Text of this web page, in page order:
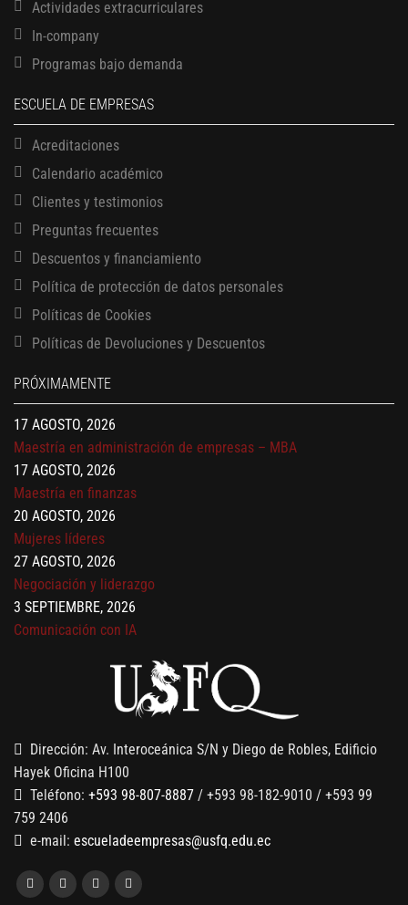
Actividades extracurriculares
In-company
Programas bajo demanda
ESCUELA DE EMPRESAS
Acreditaciones
Calendario académico
Clientes y testimonios
Preguntas frecuentes
Descuentos y financiamiento
Política de protección de datos personales
Políticas de Cookies
Políticas de Devoluciones y Descuentos
PRÓXIMAMENTE
13 AGOSTO, 2026
17 AGOSTO, 2026
Gerencia de empresas familiares
17 AGOSTO, 2026
Maestría en administración de empresas – MBA
17 AGOSTO, 2026
Maestría en finanzas
20 AGOSTO, 2026
Mujeres líderes
27 AGOSTO, 2026
Negociación y liderazgo
3 SEPTIEMBRE, 2026
Comunicación con IA
Gobernanza de datos
13 AGOSTO, 2026
Finanzas para no financieros
Dirección: Av. Interoceánica S/N y Diego de Robles, Edificio
Hayek Oficina H100
Teléfono: +593 98-807-8887 / +593 98-182-9010 / +593 99
759 2406
e-mail: escueladeempresas@usfq.edu.ec